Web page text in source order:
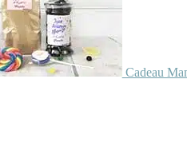
Cadeau